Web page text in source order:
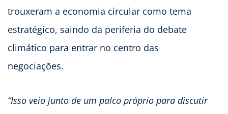
trouxeram a economia circular como tema
estratégico, saindo da periferia do debate
climático para entrar no centro das
negociações.
“Isso veio junto de um palco próprio para discutir